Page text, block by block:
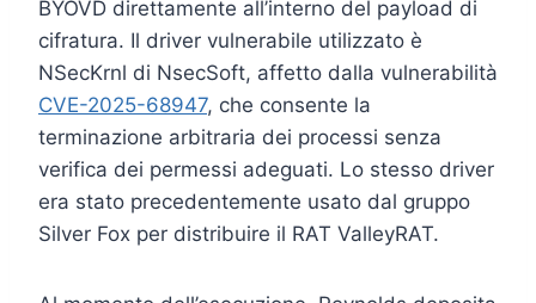
BYOVD direttamente all’interno del payload di
cifratura. Il driver vulnerabile utilizzato è
NSecKrnl di NsecSoft, affetto dalla vulnerabilità
CVE-2025-68947, che consente la
terminazione arbitraria dei processi senza
verifica dei permessi adeguati. Lo stesso driver
era stato precedentemente usato dal gruppo
Silver Fox per distribuire il RAT ValleyRAT.